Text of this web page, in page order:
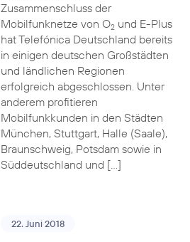
Zusammenschluss der
Mobilfunknetze von O2und E-Plus
hat Telefónica Deutschland bereits
in einigen deutschen Großstädten
und ländlichen Regionen
erfolgreich abgeschlossen. Unter
anderem profitieren
Mobilfunkkunden in den Städten
München, Stuttgart, Halle (Saale),
Braunschweig, Potsdam sowie in
Süddeutschland und […]
22. Juni 2018